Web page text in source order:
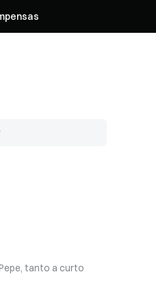
tanto a curto